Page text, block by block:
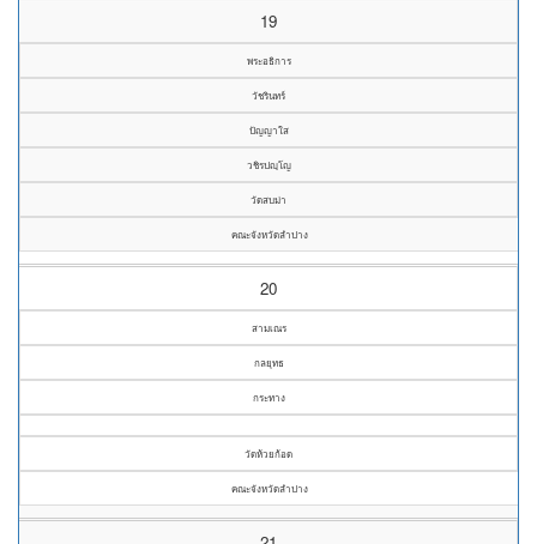
19
พระอธิการ
วัชรินทร์
ปัญญาใส
วชิรปญฺโญ
วัดสบม่า
คณะจังหวัดลำปาง
20
สามเณร
กลยุทธ
กระทาง
วัดห้วยก้อด
คณะจังหวัดลำปาง